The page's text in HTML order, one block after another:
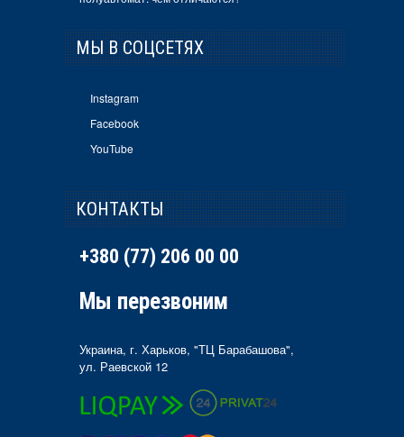
МЫ В СОЦСЕТЯХ
Instagram
Facebook
YouTube
КОНТАКТЫ
+380 (77) 206 00 00
Мы перезвоним
Украина, г. Харьков, "ТЦ Барабашова",
ул. Раевской 12